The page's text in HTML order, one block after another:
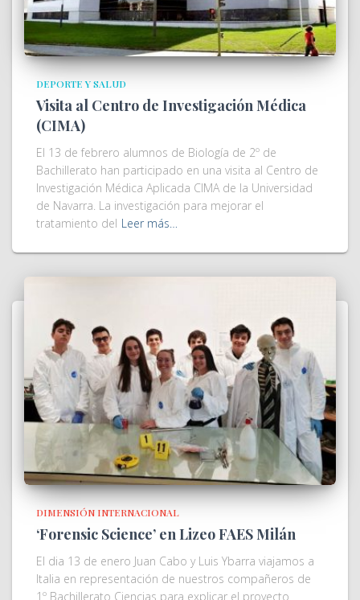
DEPORTE Y SALUD
Visita al Centro de Investigación Médica
(CIMA)
El 13 de febrero alumnos de Biología de 2º de
Bachillerato han participado en una visita al Centro de
Investigación Médica Aplicada CIMA de la Universidad
de Navarra. La investigación para mejorar el
tratamiento del Leer más…
DIMENSIÓN INTERNACIONAL
‘Forensic Science’ en Lizeo FAES Milán
El dia 13 de enero Juan Cabo y Luis Ybarra viajamos a
Italia en representación de nuestros compañeros de
1º Bachillerato Ciencias para explicar el proyecto